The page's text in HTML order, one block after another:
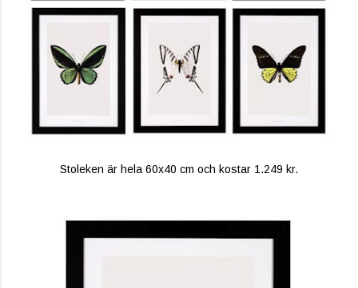
Stoleken är hela 60x40 cm och kostar 1.249 kr.